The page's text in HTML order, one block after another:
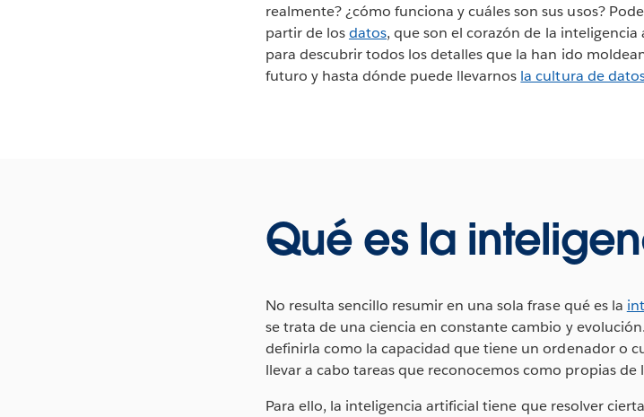
realmente? ¿cómo funciona y cuáles son sus usos?
partir de losdatos, que son el corazón de la
para descubrir todos los detalles que la han ido
futuro y hasta dónde puede llevarnos la cultura de
Qué es la
No resulta sencillo resumir en una sola frase qué es la
se trata de una ciencia en constante cambio y
definirla como la capacidad que tiene un ordenador o
llevar a cabo tareas que reconocemos como propias
Para ello, la inteligencia artificial tiene que resolver